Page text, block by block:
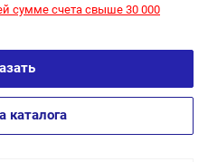
сумме счета свыше 30 000
каталога